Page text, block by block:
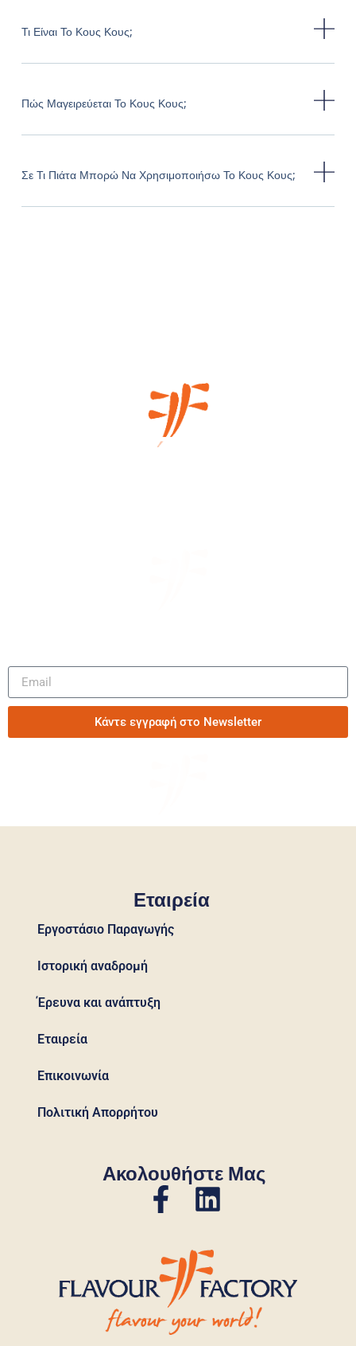
Τι Είναι Το Κους Κους;
Πώς Μαγειρεύεται Το Κους Κους;
Σε Τι Πιάτα Μπορώ Να Χρησιμοποιήσω Το Κους Κους;
Κάντε εγγραφή στο Newsletter
Εταιρεία
Εργοστάσιο Παραγωγής
Ιστορική αναδρομή
Έρευνα και ανάπτυξη
Εταιρεία
Επικοινωνία
Πολιτική Απορρήτου
Ακολουθήστε Μας